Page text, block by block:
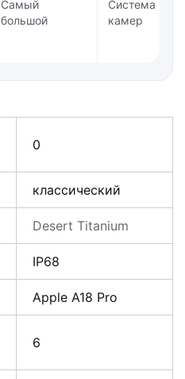
Самый
большой
Система Pro-
камер
0
классический
Desert Titanium
IP68
Apple A18 Pro
6